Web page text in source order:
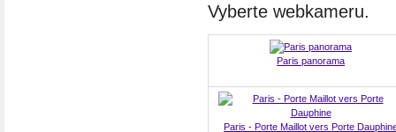
Vyberte webkameru.
Paris panorama
Paris - Porte Maillot vers Porte